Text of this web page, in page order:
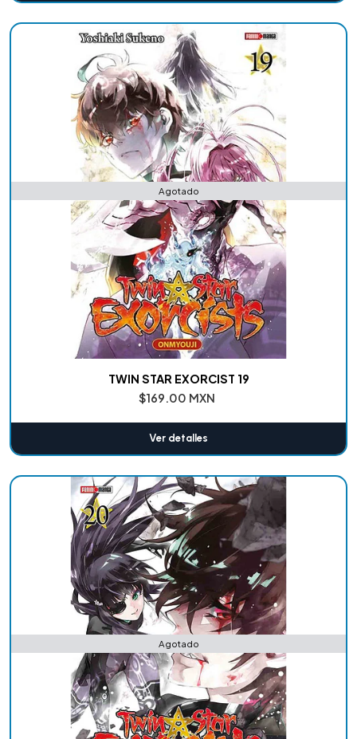
Agotado
TWIN STAR EXORCIST 19
$169.00 MXN
Ver detalles
Agotado